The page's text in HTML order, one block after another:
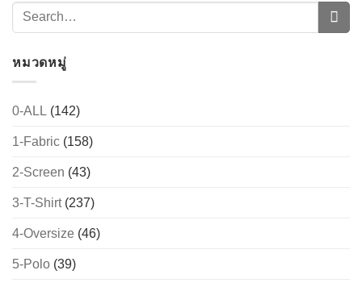
หมวดหมู่
0-ALL (142)
1-Fabric (158)
2-Screen (43)
3-T-Shirt(237)
4-Oversize (46)
5-Polo (39)